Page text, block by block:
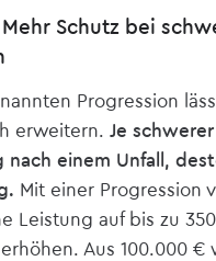
Schutz bei
Progression
erweitern. Je
nach einem Unfall,
Mit einer Progression
Leistung auf bis zu
Aus 100.000 €